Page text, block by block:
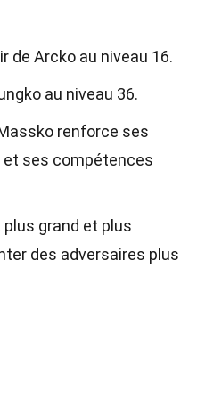
de Arcko au niveau 16.
au niveau 36.
renforce ses
ses compétences
plus grand et plus
des adversaires plus